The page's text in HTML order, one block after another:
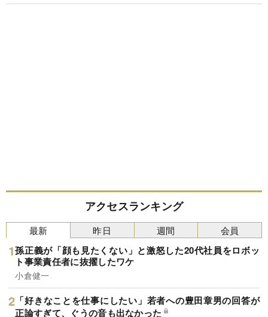
アクセスランキング
最新
孫正義が「顔も見たくない」と激怒した20代社員をロボッ
ト事業責任者に抜擢したワケ
小倉健一
「好きなことを仕事にしたい」若者への豊田章男の回答が
正論すぎて、ぐうの音も出なかった
昨日 週間 会員